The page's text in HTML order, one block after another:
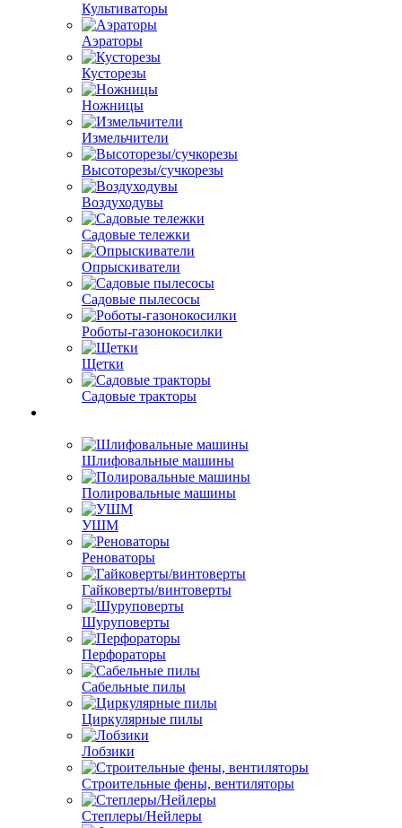
Культиваторы
Аэраторы
Кусторезы
Ножницы
Измельчители
Высоторезы/сучкорезы
Воздуходувы
Садовые тележки
Опрыскиватели
Садовые пылесосы
Роботы-газонокосилки
Щетки
Садовые тракторы
Шлифовальные машины
Полировальные машины
УШМ
Реноваторы
Гайковерты/винтоверты
Шуруповерты
Перфораторы
Сабельные пилы
Циркулярные пилы
Лобзики
Строительные фены, вентиляторы
Степлеры/Нейлеры